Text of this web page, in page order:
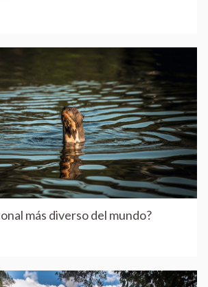
más diverso del mundo?